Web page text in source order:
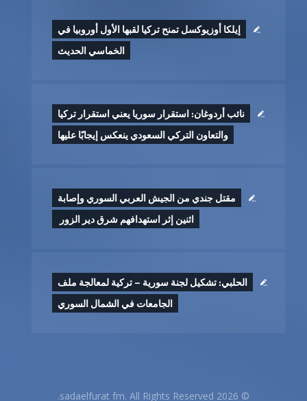
إيلكا أوزيوكسل تمنح تركيا لقبها الأول أوروبيا في
الخماسي الحديث
نائب أردوغان: استقرار سوريا يعني استقرار تركيا
والتعاون التركي السعودي ينعكس إيجابًا عليها
مقتل جندي من الجيش العربي السوري وإصابة
اثنين إثر ‏استهدافهم شرق دير الزور ‏
الحلبي: تشكيل لجنة سورية – تركية لمعالجة ملف
الجامعات في الشمال السوري
© 2026 sadaelfurat fm. All Rights Reserved.